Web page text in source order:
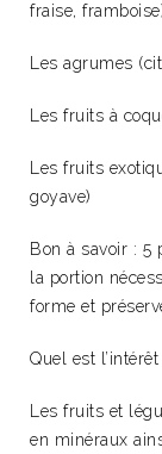
fraise,
Les agrumes
Les fruits à
Les fruits
goyave)
Bon à savoir : 5
la portion
forme et
Quel est
Les fruits et
en minéraux